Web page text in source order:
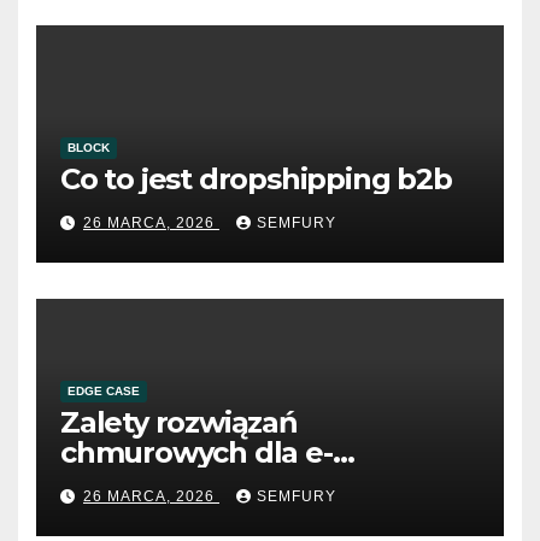
BLOCK
Co to jest dropshipping b2b
26 MARCA, 2026 SEMFURY
EDGE CASE
Zalety rozwiązań
chmurowych dla e-
commerce B2B
26 MARCA, 2026 SEMFURY